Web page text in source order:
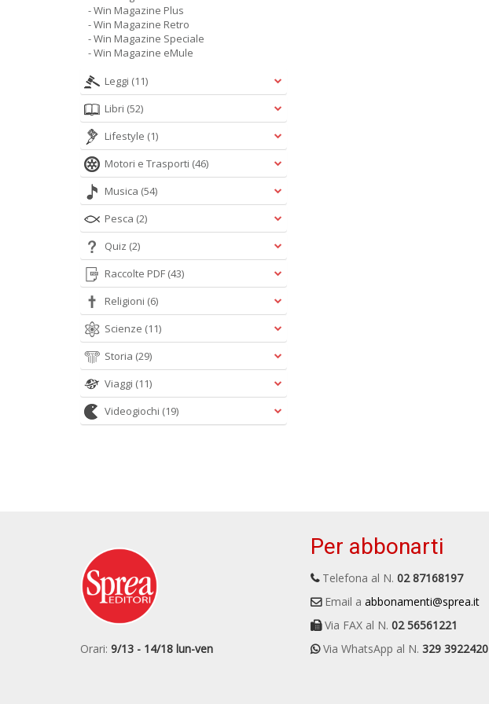
- Win Magazine Plus
- Win Magazine Retro
- Win Magazine Speciale
- Win Magazine eMule
Leggi (11)
Libri (52)
Lifestyle (1)
Motori e Trasporti (46)
Musica (54)
Pesca (2)
Quiz (2)
Raccolte PDF (43)
Religioni (6)
Scienze (11)
Storia (29)
Viaggi (11)
Videogiochi (19)
Orari: 9/13 - 14/18 lun-ven
Per abbonarti
Telefona al N. 02 87168197
Email a abbonamenti@sprea.it
Via FAX al N. 02 56561221
Via WhatsApp al N. 329 3922420